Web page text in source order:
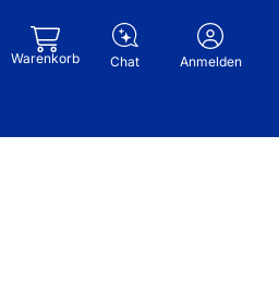
Warenkorb Chat Anmelden